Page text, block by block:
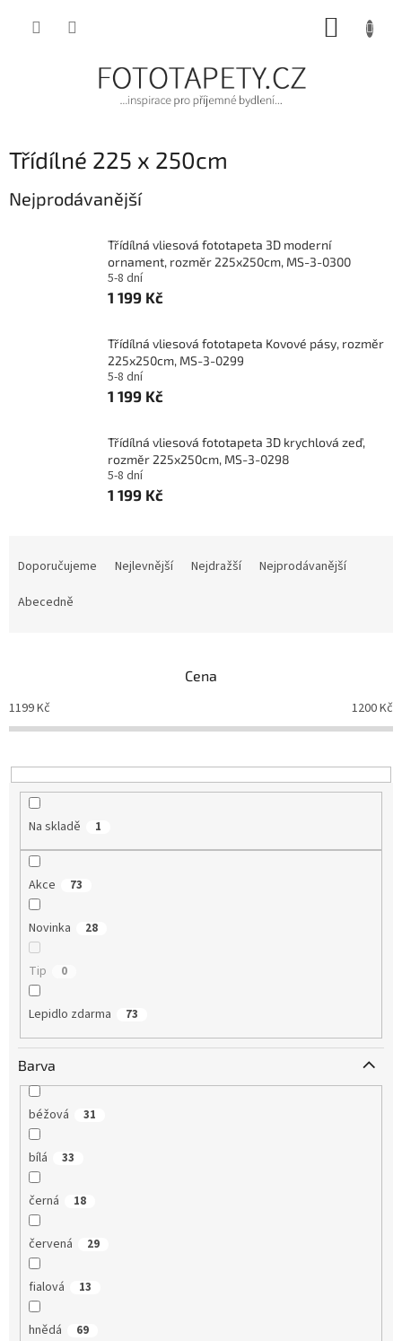
Třídílné 225 x 250cm
Nejprodávanější
Třídílná vliesová fototapeta 3D moderní
ornament, rozměr 225x250cm, MS-3-0300
5-8 dní
1 199 Kč
Třídílná vliesová fototapeta Kovové pásy, rozměr
225x250cm, MS-3-0299
5-8 dní
1 199 Kč
Třídílná vliesová fototapeta 3D krychlová zeď,
rozměr 225x250cm, MS-3-0298
5-8 dní
1 199 Kč
o
d
k
t
Doporučujeme Nejlevnější Nejdražší
Nejprodávanější
Abecedně
Cena
1199Kč 1200Kč
Na skladě 1
Akce 73
Novinka 28
Tip 0
Lepidlo zdarma 73
Barva
béžová 31
bílá 33
černá 18
červená 29
fialová 13
hnědá 69